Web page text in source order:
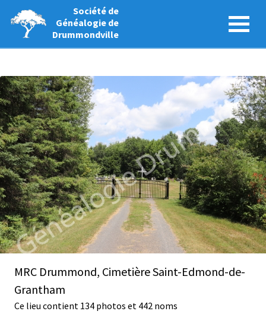
Société de
Généalogie de
Drummondville
MRC Drummond, Cimetière Saint-Edmond-de-
Grantham
Ce lieu contient 134 photos et 442 noms